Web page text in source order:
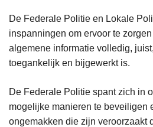
De Federale Politie en Lokale
inspanningen om ervoor te
algemene informatie volledig,
toegankelijk en bijgewerkt is.
De Federale Politie spant zich in
mogelijke manieren te beveiligen
ongemakken die zijn veroorzaakt